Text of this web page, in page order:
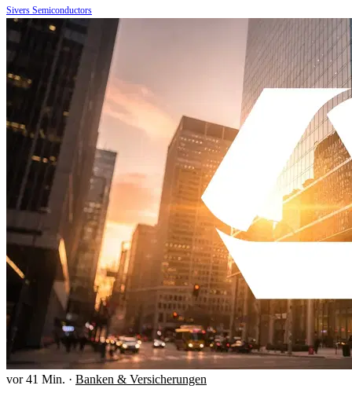
Sivers Semiconductors
vor 41 Min. · Banken & Versicherungen